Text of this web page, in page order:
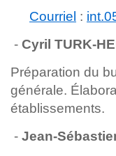
Courriel :
- Cyril TURK-
Préparation du
générale.
établissements.
- Jean-